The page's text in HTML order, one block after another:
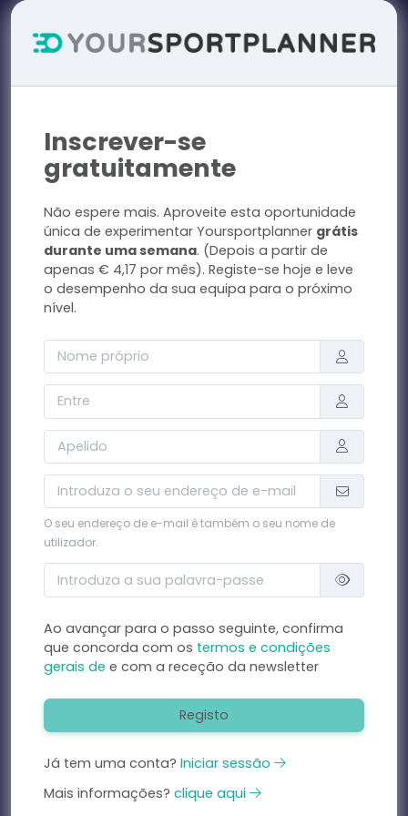
Inscrever-se
gratuitamente
Não espere mais. Aproveite esta oportunidade
única de experimentar Yoursportplanner grátis
durante uma semana. (Depois a partir de
apenas € 4,17 por mês). Registe-se hoje e leve
o desempenho da sua equipa para o próximo
nível.
O seu endereço de e-mail é também o seu nome de
utilizador.
Ao avançar para o passo seguinte, confirma
que concorda com os termos e condições
gerais de e com a receção da newsletter
Registo
Já tem uma conta? Iniciar sessão
Mais informações? clique aqui